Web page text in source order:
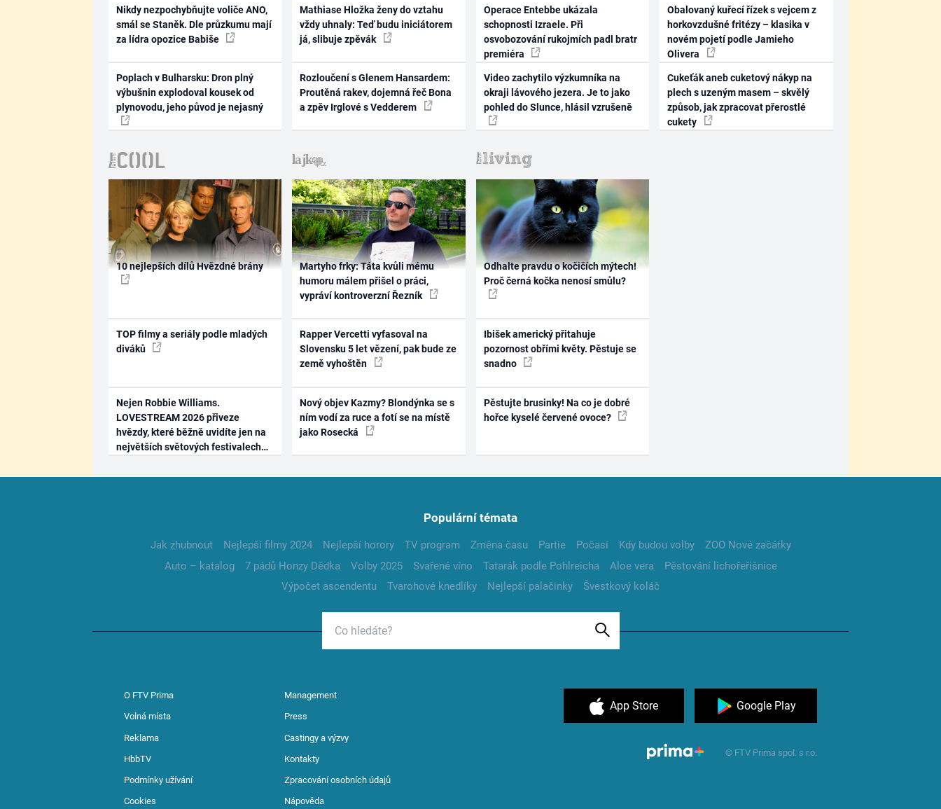
Nikdy nezpochybňujte voliče ANO,
smál se Staněk. Dle průzkumu mají
za lídra opozice Babiše
Poplach v Bulharsku: Dron plný
výbušnin explodoval kousek od
plynovodu, jeho původ je nejasný
Mathiase Hložka ženy do vztahu
vždy uhnaly: Teď budu iniciátorem
já, slibuje zpěvák
Rozloučení s Glenem Hansardem:
Proutěná rakev, dojemná řeč Bona
a zpěv Irglové s Vedderem
Operace Entebbe ukázala
schopnosti Izraele. Při
osvobozování rukojmích padl bratr
premiéra
Video zachytilo výzkumníka na
okraji lávového jezera. Je to jako
pohled do Slunce, hlásil vzrušeně
Obalovaný kuřecí řízek s vejcem z
horkovzdušné fritézy – klasika v
novém pojetí podle Jamieho
Olivera
Cukeťák aneb cuketový nákyp na
plech s uzeným masem – skvělý
způsob, jak zpracovat přerostlé
cukety
10 nejlepších dílů Hvězdné brány
TOP filmy a seriály podle mladých
diváků
Nejen Robbie Williams.
LOVESTREAM 2026 přiveze
hvězdy, které běžně uvidíte jen na
největších světových festivalech
Martyho frky: Táta kvůli mému
humoru málem přišel o práci,
vypráví kontroverzní Řezník
Rapper Vercetti vyfasoval na
Slovensku 5 let vězení, pak bude ze
země vyhoštěn
Nový objev Kazmy? Blondýnka se s
ním vodí za ruce a fotí se na místě
jako Rosecká
Odhalte pravdu o kočičích mýtech!
Proč černá kočka nenosí smůlu?
Ibišek americký přitahuje
pozornost obřími květy. Pěstuje se
snadno
Pěstujte brusinky! Na co je dobré
hořce kyselé červené ovoce?
Populární témata
Jak zhubnout Nejlepší filmy 2024 Nejlepší horory TV program Změna času Partie Počasí Kdy budou volby
ZOO Nové začátky
Auto – katalog
7 pádů Honzy Dědka Volby 2025 Svařené víno Tatarák podle Pohlreicha Aloe vera
Pěstování lichořeřišnice
Výpočet ascendentu
Tvarohové knedlíky Nejlepší palačinky Švestkový koláč
O FTV Prima Management
Volná místa Press
Reklama Castingy a výzvy
HbbTV Kontakty
Podmínky užívání Zpracování osobních údajů
Cookies Nápověda
App Store Google Play
© FTV Prima spol. s r.o.